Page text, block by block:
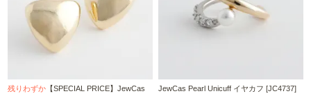
残りわずか 【SPECIAL PRICE】JewCas
JewCas Pearl Unicuff イヤカフ [JC4737]